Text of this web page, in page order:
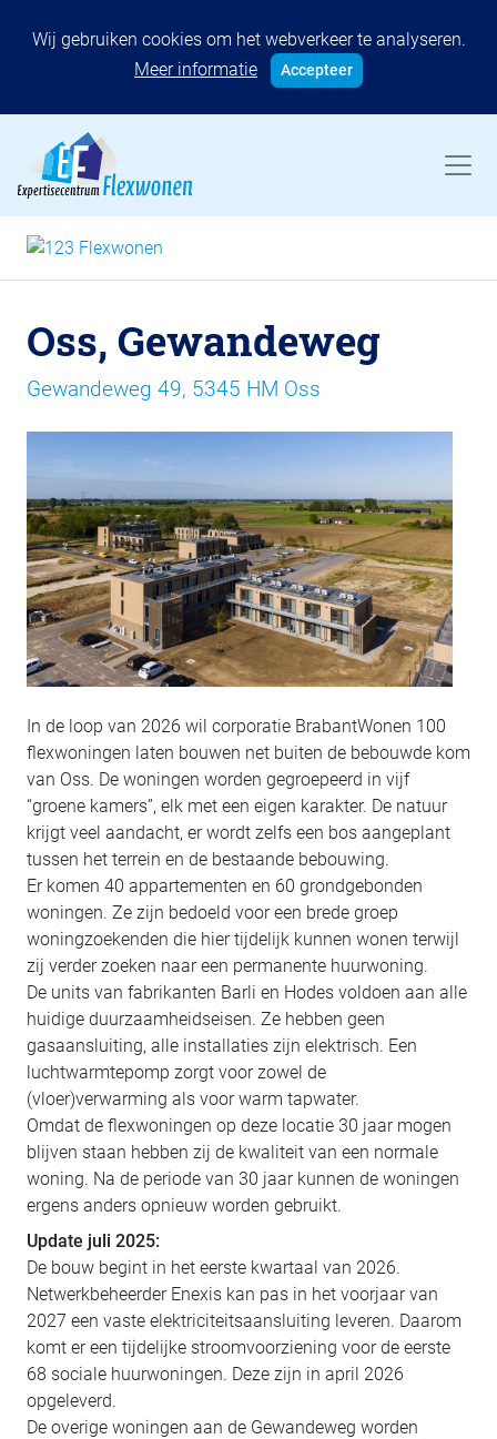
Wij gebruiken cookies om het webverkeer te analyseren.
Meer informatie
Accepteer
Oss, Gewandeweg
Gewandeweg 49, 5345 HM Oss
In de loop van 2026 wil corporatie BrabantWonen 100
flexwoningen laten bouwen net buiten de bebouwde kom
van Oss. De woningen worden gegroepeerd in vijf
“groene kamers”, elk met een eigen karakter. De natuur
krijgt veel aandacht, er wordt zelfs een bos aangeplant
tussen het terrein en de bestaande bebouwing.
Er komen 40 appartementen en 60 grondgebonden
woningen. Ze zijn bedoeld voor een brede groep
woningzoekenden die hier tijdelijk kunnen wonen terwijl
zij verder zoeken naar een permanente huurwoning.
De units van fabrikanten Barli en Hodes voldoen aan alle
huidige duurzaamheidseisen. Ze hebben geen
gasaansluiting, alle installaties zijn elektrisch. Een
luchtwarmtepomp zorgt voor zowel de
(vloer)verwarming als voor warm tapwater.
Omdat de flexwoningen op deze locatie 30 jaar mogen
blijven staan hebben zij de kwaliteit van een normale
woning. Na de periode van 30 jaar kunnen de woningen
ergens anders opnieuw worden gebruikt.
Update juli 2025:
De bouw begint in het eerste kwartaal van 2026.
Netwerkbeheerder Enexis kan pas in het voorjaar van
2027 een vaste elektriciteitsaansluiting leveren. Daarom
komt er een tijdelijke stroomvoorziening voor de eerste
68 sociale huurwoningen. Deze zijn in april 2026
opgeleverd.
De overige woningen aan de Gewandeweg worden